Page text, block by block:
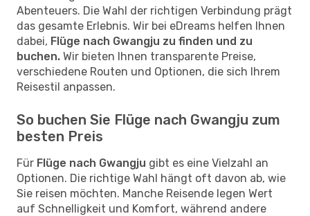
Abenteuers. Die Wahl der richtigen Verbindung prägt
das gesamte Erlebnis. Wir bei eDreams helfen Ihnen
dabei, Flüge nach Gwangju zu finden und zu
buchen. Wir bieten Ihnen transparente Preise,
verschiedene Routen und Optionen, die sich Ihrem
Reisestil anpassen.
So buchen Sie Flüge nach Gwangju zum
besten Preis
Für Flüge nach Gwangju gibt es eine Vielzahl an
Optionen. Die richtige Wahl hängt oft davon ab, wie
Sie reisen möchten. Manche Reisende legen Wert
auf Schnelligkeit und Komfort, während andere